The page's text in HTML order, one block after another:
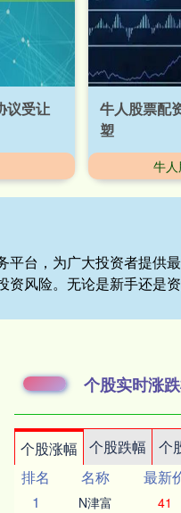
议受让
牛人股票配
塑
牛
台，为广大投资者提供
风险。无论是新手还是
个股实时涨
个股涨幅 个股跌幅 个
排名
名称 最新
1
N津富 41